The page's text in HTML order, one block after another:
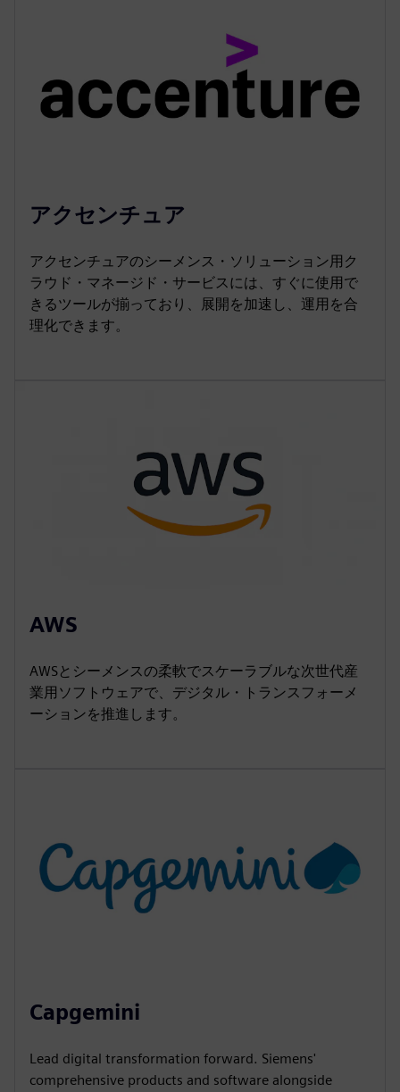
アクセンチュア
アクセンチュアのシーメンス・ソリューション用ク
ラウド・マネージド・サービスには、すぐに使用で
きるツールが揃っており、展開を加速し、運用を合
理化できます。
AWS
AWSとシーメンスの柔軟でスケーラブルな次世代産
業用ソフトウェアで、デジタル・トランスフォーメ
ーションを推進します。
Capgemini
Lead digital transformation forward. Siemens'
comprehensive products and software alongside